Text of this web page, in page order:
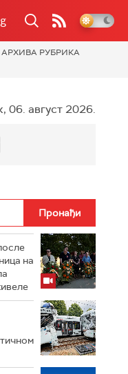
АРХИВА РУБРИКА
06. август 2026.
на